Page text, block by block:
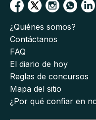
¿Quiénes somos?
Contáctanos
FAQ
El diario de hoy
Reglas de concursos
Mapa del sitio
¿Por qué confiar en